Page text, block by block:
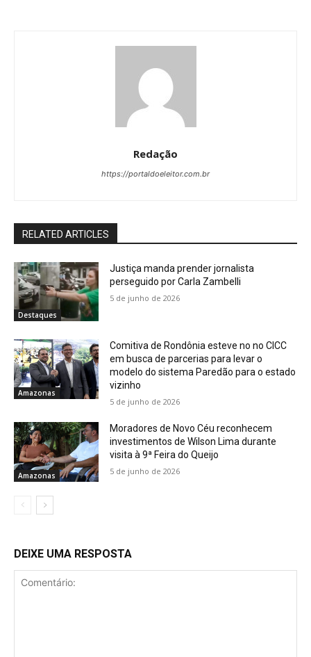
Redação
https://portaldoeleitor.com.br
RELATED ARTICLES
Destaques
Justiça manda prender jornalista
perseguido por Carla Zambelli
5 de junho de 2026
Amazonas
Comitiva de Rondônia esteve no no CICC
em busca de parcerias para levar o
modelo do sistema Paredão para o estado
vizinho
5 de junho de 2026
Amazonas
Moradores de Novo Céu reconhecem
investimentos de Wilson Lima durante
visita à 9ª Feira do Queijo
5 de junho de 2026
DEIXE UMA RESPOSTA